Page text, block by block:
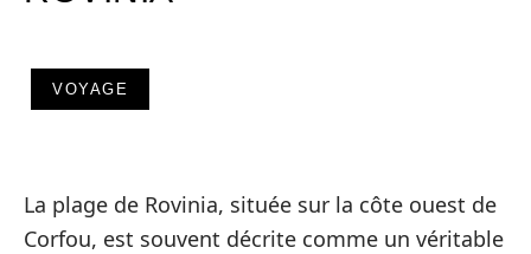
VOYAGE
La plage de Rovinia, située sur la côte ouest de
Corfou, est souvent décrite comme un véritable